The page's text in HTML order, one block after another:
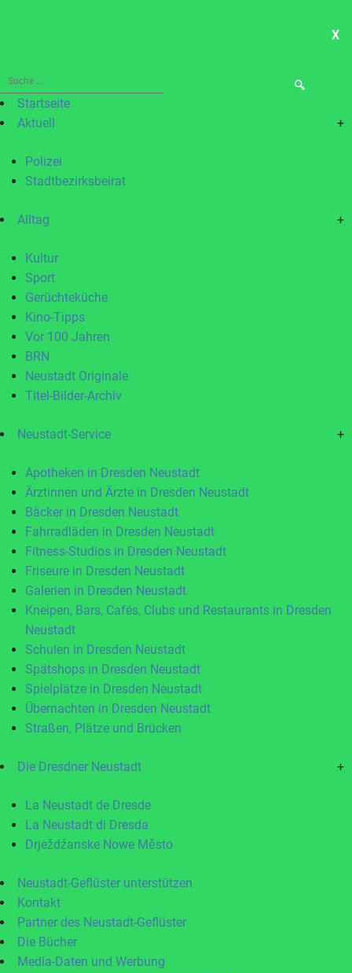
X
Suche
nach:Startseite
Aktuell
+
Polizei
Stadtbezirksbeirat
Alltag +
Kultur
Sport
Gerüchteküche
Kino-Tipps
Vor 100 Jahren
BRN
Neustadt Originale
Titel-Bilder-Archiv
Neustadt-Service +
Apotheken in Dresden Neustadt
Ärztinnen und Ärzte in Dresden Neustadt
Bäcker in Dresden Neustadt
Fahrradläden in Dresden Neustadt
Fitness-Studios in Dresden Neustadt
Friseure in Dresden Neustadt
Galerien in Dresden Neustadt
Kneipen, Bars, Cafés, Clubs und Restaurants in Dresden
Neustadt
Schulen in Dresden Neustadt
Spätshops in Dresden Neustadt
Spielplätze in Dresden Neustadt
Übernachten in Dresden Neustadt
Straßen, Plätze und Brücken
Die Dresdner Neustadt +
La Neustadt de Dresde
La Neustadt di Dresda
Drježdźanske Nowe Město
Neustadt-Geflüster unterstützen
Kontakt
Partner des Neustadt-Geflüster
Die Bücher
Media-Daten und Werbung